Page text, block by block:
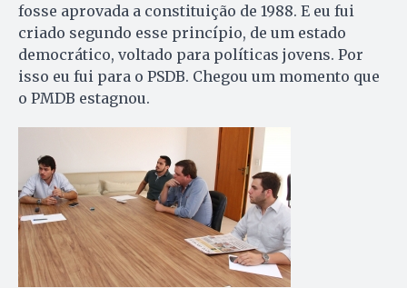
fosse aprovada a constituição de 1988. E eu fui
criado segundo esse princípio, de um estado
democrático, voltado para políticas jovens. Por
isso eu fui para o PSDB. Chegou um momento que
o PMDB estagnou.